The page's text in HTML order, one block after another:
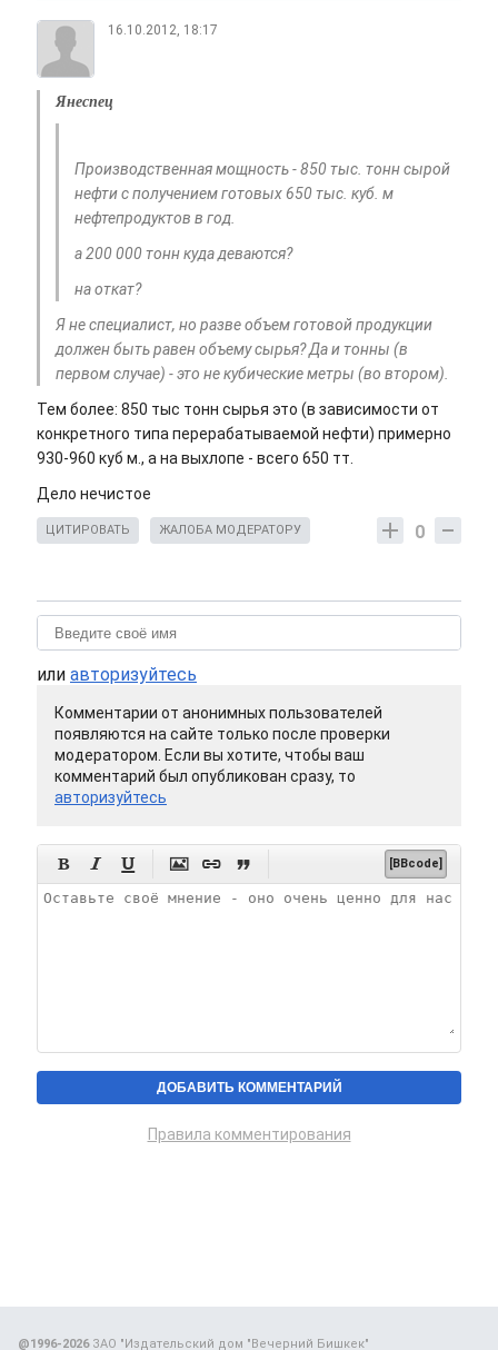
16.10.2012, 18:17
Янеспец
Производственная мощность - 850 тыс. тонн сырой
нефти с получением готовых 650 тыс. куб. м
нефтепродуктов в год.
а 200 000 тонн куда деваются?
на откат?
Я не специалист, но разве объем готовой продукции
должен быть равен объему сырья? Да и тонны (в
первом случае) - это не кубические метры (во втором).
Тем более: 850 тыс тонн сырья это (в зависимости от
конкретного типа перерабатываемой нефти) примерно
930-960 куб м., а на выхлопе - всего 650 тт.
Дело нечистое
0
ЦИТИРОВАТЬ ЖАЛОБА МОДЕРАТОРУ
или авторизуйтесь
Комментарии от анонимных пользователей
появляются на сайте только после проверки
модератором. Если вы хотите, чтобы ваш
комментарий был опубликован сразу, то
авторизуйтесь
      [BBcode]
Правила комментирования
@1996-2026ЗАО "Издательский дом "Вечерний Бишкек"